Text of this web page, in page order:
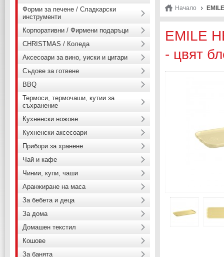
Начало
EMILE
- цвят
Форми за печене / Сладкарски
инструменти
Корпоративни / Фирмени подаръци
CHRISTMAS / Коледа
Аксесоари за вино, уиски и цигари
Съдове за готвене
BBQ
Термоси, термочаши, кутии за
съхранение
Кухненски ножове
Кухненски аксесоари
Прибори за хранене
Чай и кафе
Чинии, купи, чаши
Аранжиране на маса
За бебета и деца
За дома
Домашен текстил
Кошове
За банята